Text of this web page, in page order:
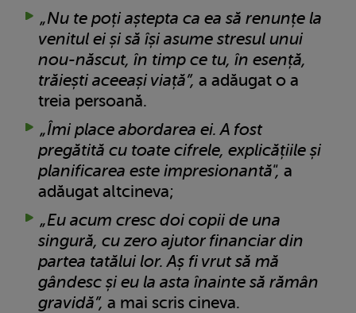
„Nu te poți aștepta ca ea să renunțe la
venitul ei și să își asume stresul unui
nou-născut, în timp ce tu, în esență,
trăiești aceeași viață”, a adăugat o a
treia persoană.
„Îmi place abordarea ei. A fost
pregătită cu toate cifrele, explicățiile și
planificarea este impresionantă", a
adăugat altcineva;
„Eu acum cresc doi copii de una
singură, cu zero ajutor financiar din
partea tatălui lor. Aș fi vrut să mă
gândesc și eu la asta înainte să rămân
gravidă”, a mai scris cineva.